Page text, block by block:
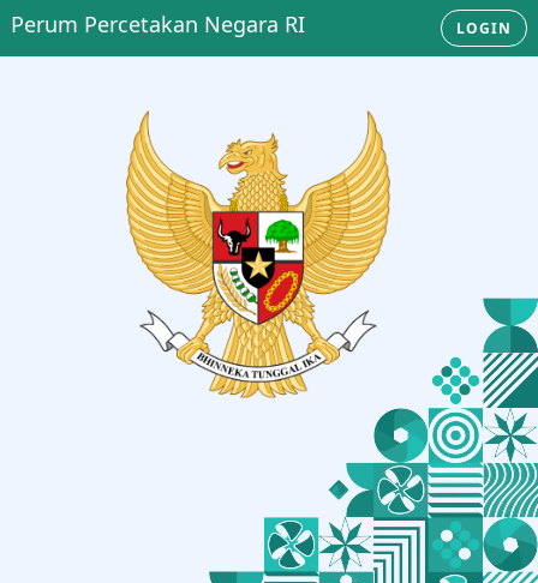
Perum Percetakan Negara RI LOGIN